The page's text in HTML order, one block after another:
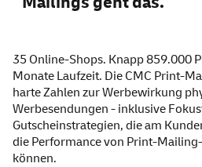
35 Online-Shops. Knapp 859.000
Monate Laufzeit. Die CMC Print-
harte Zahlen zur Werbewirkung
Werbesendungen - inklusive
Gutscheinstrategien, die am
die Performance von Print-
können.